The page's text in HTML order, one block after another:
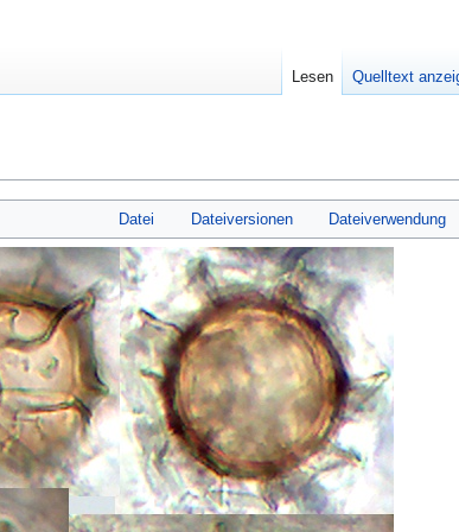
Datei Dateiversionen Dateiverwendung
Lesen Quelltext